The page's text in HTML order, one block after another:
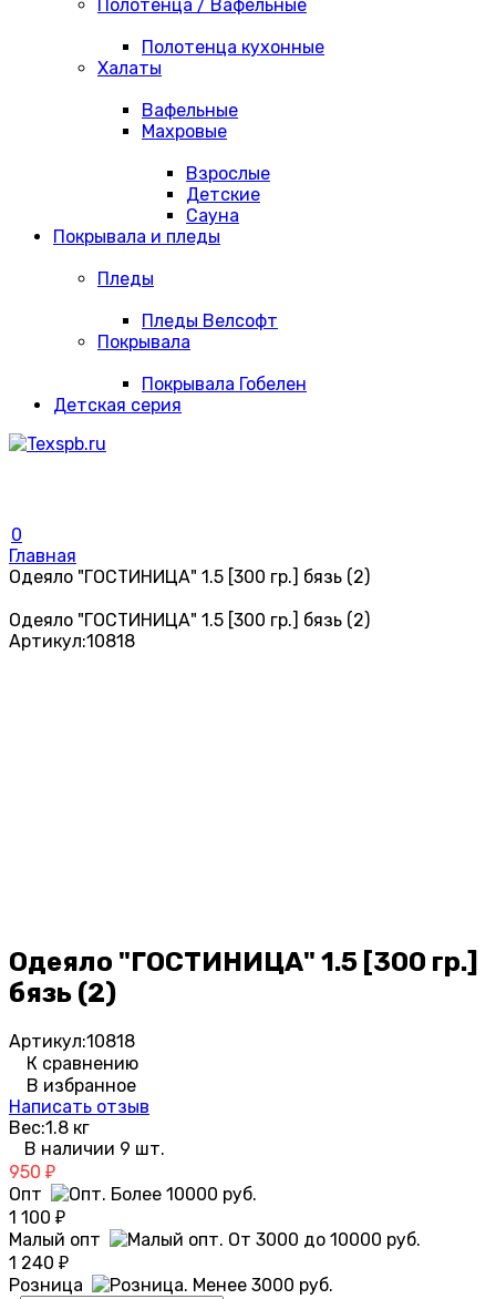
Полотенца / Вафельные
Полотенца кухонные
Халаты
Вафельные
Махровые
Взрослые
Детские
Сауна
Покрывала и пледы
Пледы
Пледы Велсофт
Покрывала
Покрывала Гобелен
Детская серия
0
Главная
Одеяло "ГОСТИНИЦА" 1.5 [300 гр.] бязь (2)
Одеяло "ГОСТИНИЦА" 1.5 [300 гр.] бязь (2)
Артикул:10818
Одеяло "ГОСТИНИЦА" 1.5 [300 гр.]
бязь (2)
Артикул:10818
К сравнению
В избранное
Написать отзыв
Вес:1.8 кг
В наличии 9 шт.
950 ₽
Опт
1 100 ₽
Малый опт
1 240 ₽
Розница